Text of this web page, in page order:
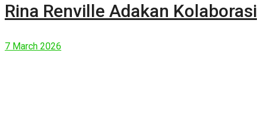
Rina Renville Adakan Kolaborasi
7 March 2026